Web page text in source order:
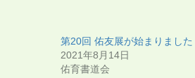
第20回 佑友展が始まりました
2021年8月14日
佑育書道会